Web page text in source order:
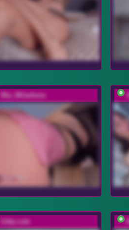
Mia_Milasheva
k1tty-cute